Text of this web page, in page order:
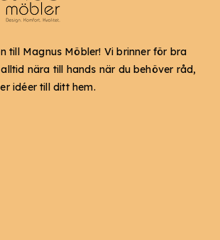
till Magnus Möbler! Vi brinner för bra
nära till hands när du behöver råd,
idéer till ditt hem.